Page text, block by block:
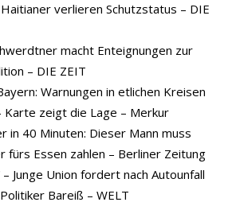
verlieren Schutzstatus – DIE
macht Enteignungen zur
– DIE ZEIT
Warnungen in etlichen Kreisen
Karte zeigt die Lage – Merkur
in 40 Minuten: Dieser Mann muss
fürs Essen zahlen – Berliner Zeitung
Junge Union fordert nach Autounfall
Bareiß – WELT